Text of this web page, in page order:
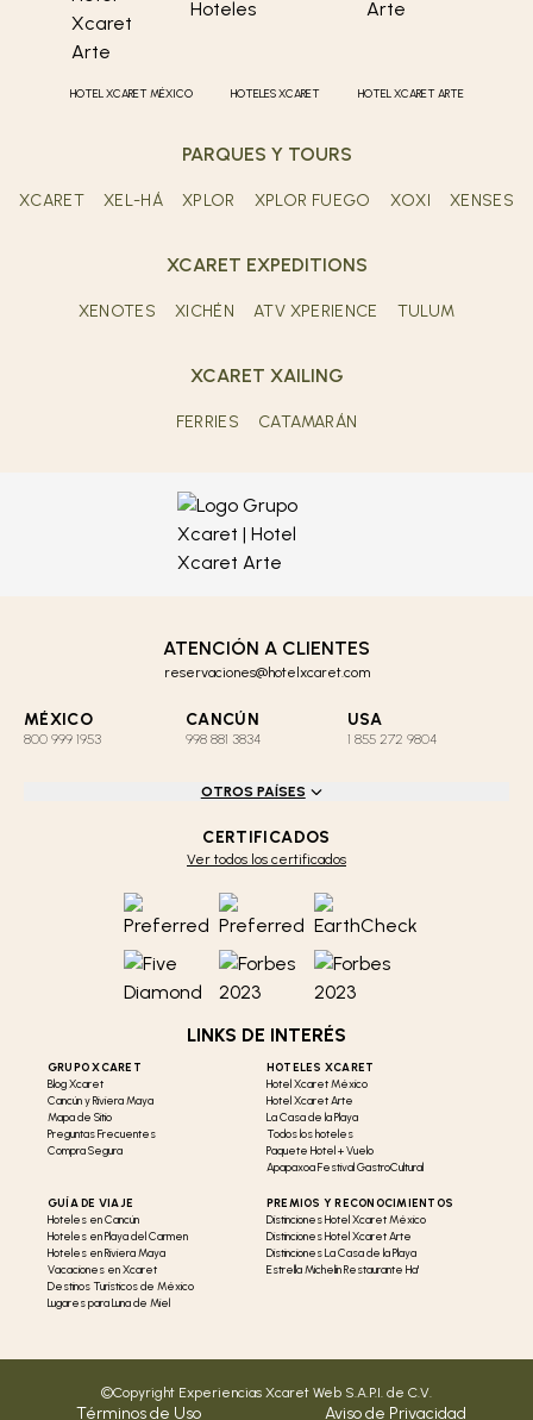
HOTEL XCARET MÉXICO HOTELES XCARET HOTEL XCARET ARTE
PARQUES Y TOURS
XCARET XEL-HÁ XPLOR XPLOR FUEGO XOXI XENSES
XCARET EXPEDITIONS
XENOTES XICHÉN ATV XPERIENCE TULUM
XCARET XAILING
FERRIES CATAMARÁN
ATENCIÓN A CLIENTES
reservaciones@hotelxcaret.com
MÉXICO
800 999 1953
CANCÚN
998 881 3834
USA
1 855 272 9804
OTROS PAÍSES
CERTIFICADOS
Ver todos los certificados
LINKS DE INTERÉS
GRUPO XCARET
Blog Xcaret
Cancún y Riviera Maya
Mapa de Sitio
Preguntas Frecuentes
Compra Segura
HOTELES XCARET
Hotel Xcaret México
Hotel Xcaret Arte
La Casa de la Playa
Todos los hoteles
Paquete Hotel + Vuelo
Apapaxoa Festival GastroCultural
GUÍA DE VIAJE
Hoteles en Cancún
Hoteles en Playa del Carmen
Hoteles en Riviera Maya
Vacaciones en Xcaret
Destinos Turísticos de México
Lugares para Luna de Miel
PREMIOS Y RECONOCIMIENTOS
Distinciones Hotel Xcaret México
Distinciones Hotel Xcaret Arte
Distinciones La Casa de la Playa
Estrella Michelín Restaurante Ha'
©Copyright Experiencias Xcaret Web S.A.P.I. de C.V.
Términos de Uso Aviso de Privacidad